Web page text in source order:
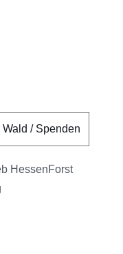
Wald / Spenden
HessenForst